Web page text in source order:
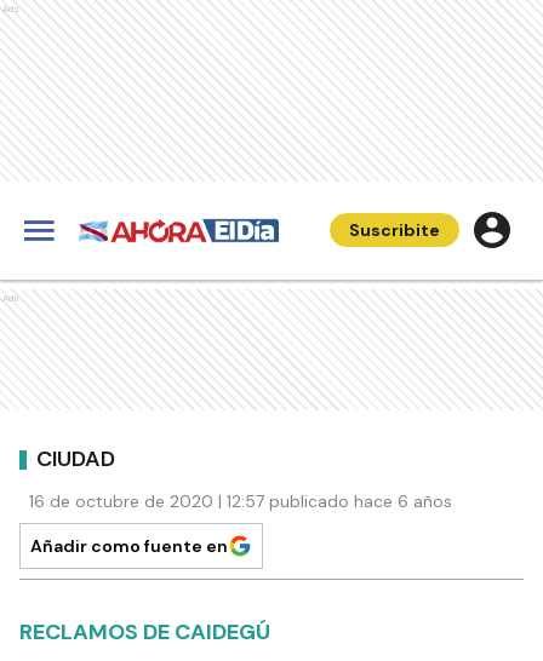
Ads
Suscribite
Ads
CIUDAD
16 de octubre de 2020 | 12:57 publicado hace 6 años
Añadir como fuente en
RECLAMOS DE CAIDEGÚ